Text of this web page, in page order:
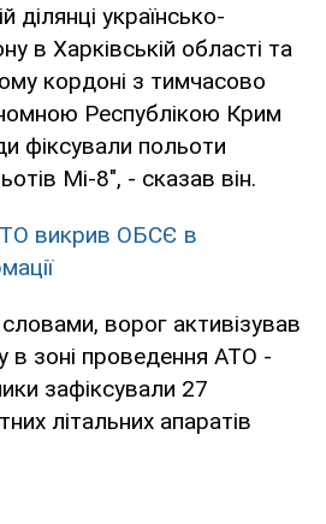
ділянці українсько-
в Харківській області та
кордоні з тимчасово
Республікою Крим
фіксували польоти
Мі-8", - сказав він.
викрив ОБСЄ в
ворог активізував
в зоні проведення АТО -
зафіксували 27
літальних апаратів